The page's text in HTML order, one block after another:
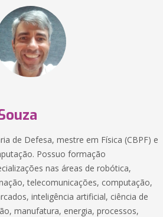
de Defesa, mestre em Física (CBPF) e
Possuo formação
nas áreas de robótica,
telecomunicações, computação,
inteligência artificial, ciência de
manufatura, energia, processos,